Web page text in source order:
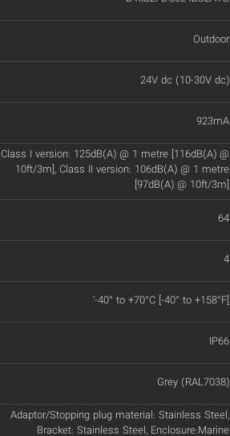
Outdoor
24V dc (10-30V dc)
923mA
Class I version: 125dB(A) @ 1 metre [116dB(A) @
10ft/3m], Class II version: 106dB(A) @ 1 metre
[97dB(A) @ 10ft/3m]
64
4
'-40° to +70°C [-40° to +158°F]
IP66
Grey (RAL7038)
Adaptor/Stopping plug material: Stainless Steel,
Bracket: Stainless Steel, Enclosure:Marine